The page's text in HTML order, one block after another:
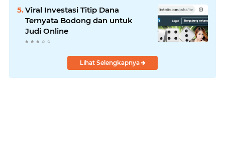
Viral Investasi Titip Dana
Ternyata Bodong dan untuk
Judi Online
Lihat Selengkapnya